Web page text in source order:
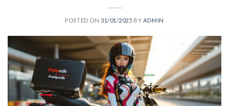
POSTED ON 31/01/2025 BY ADMIN